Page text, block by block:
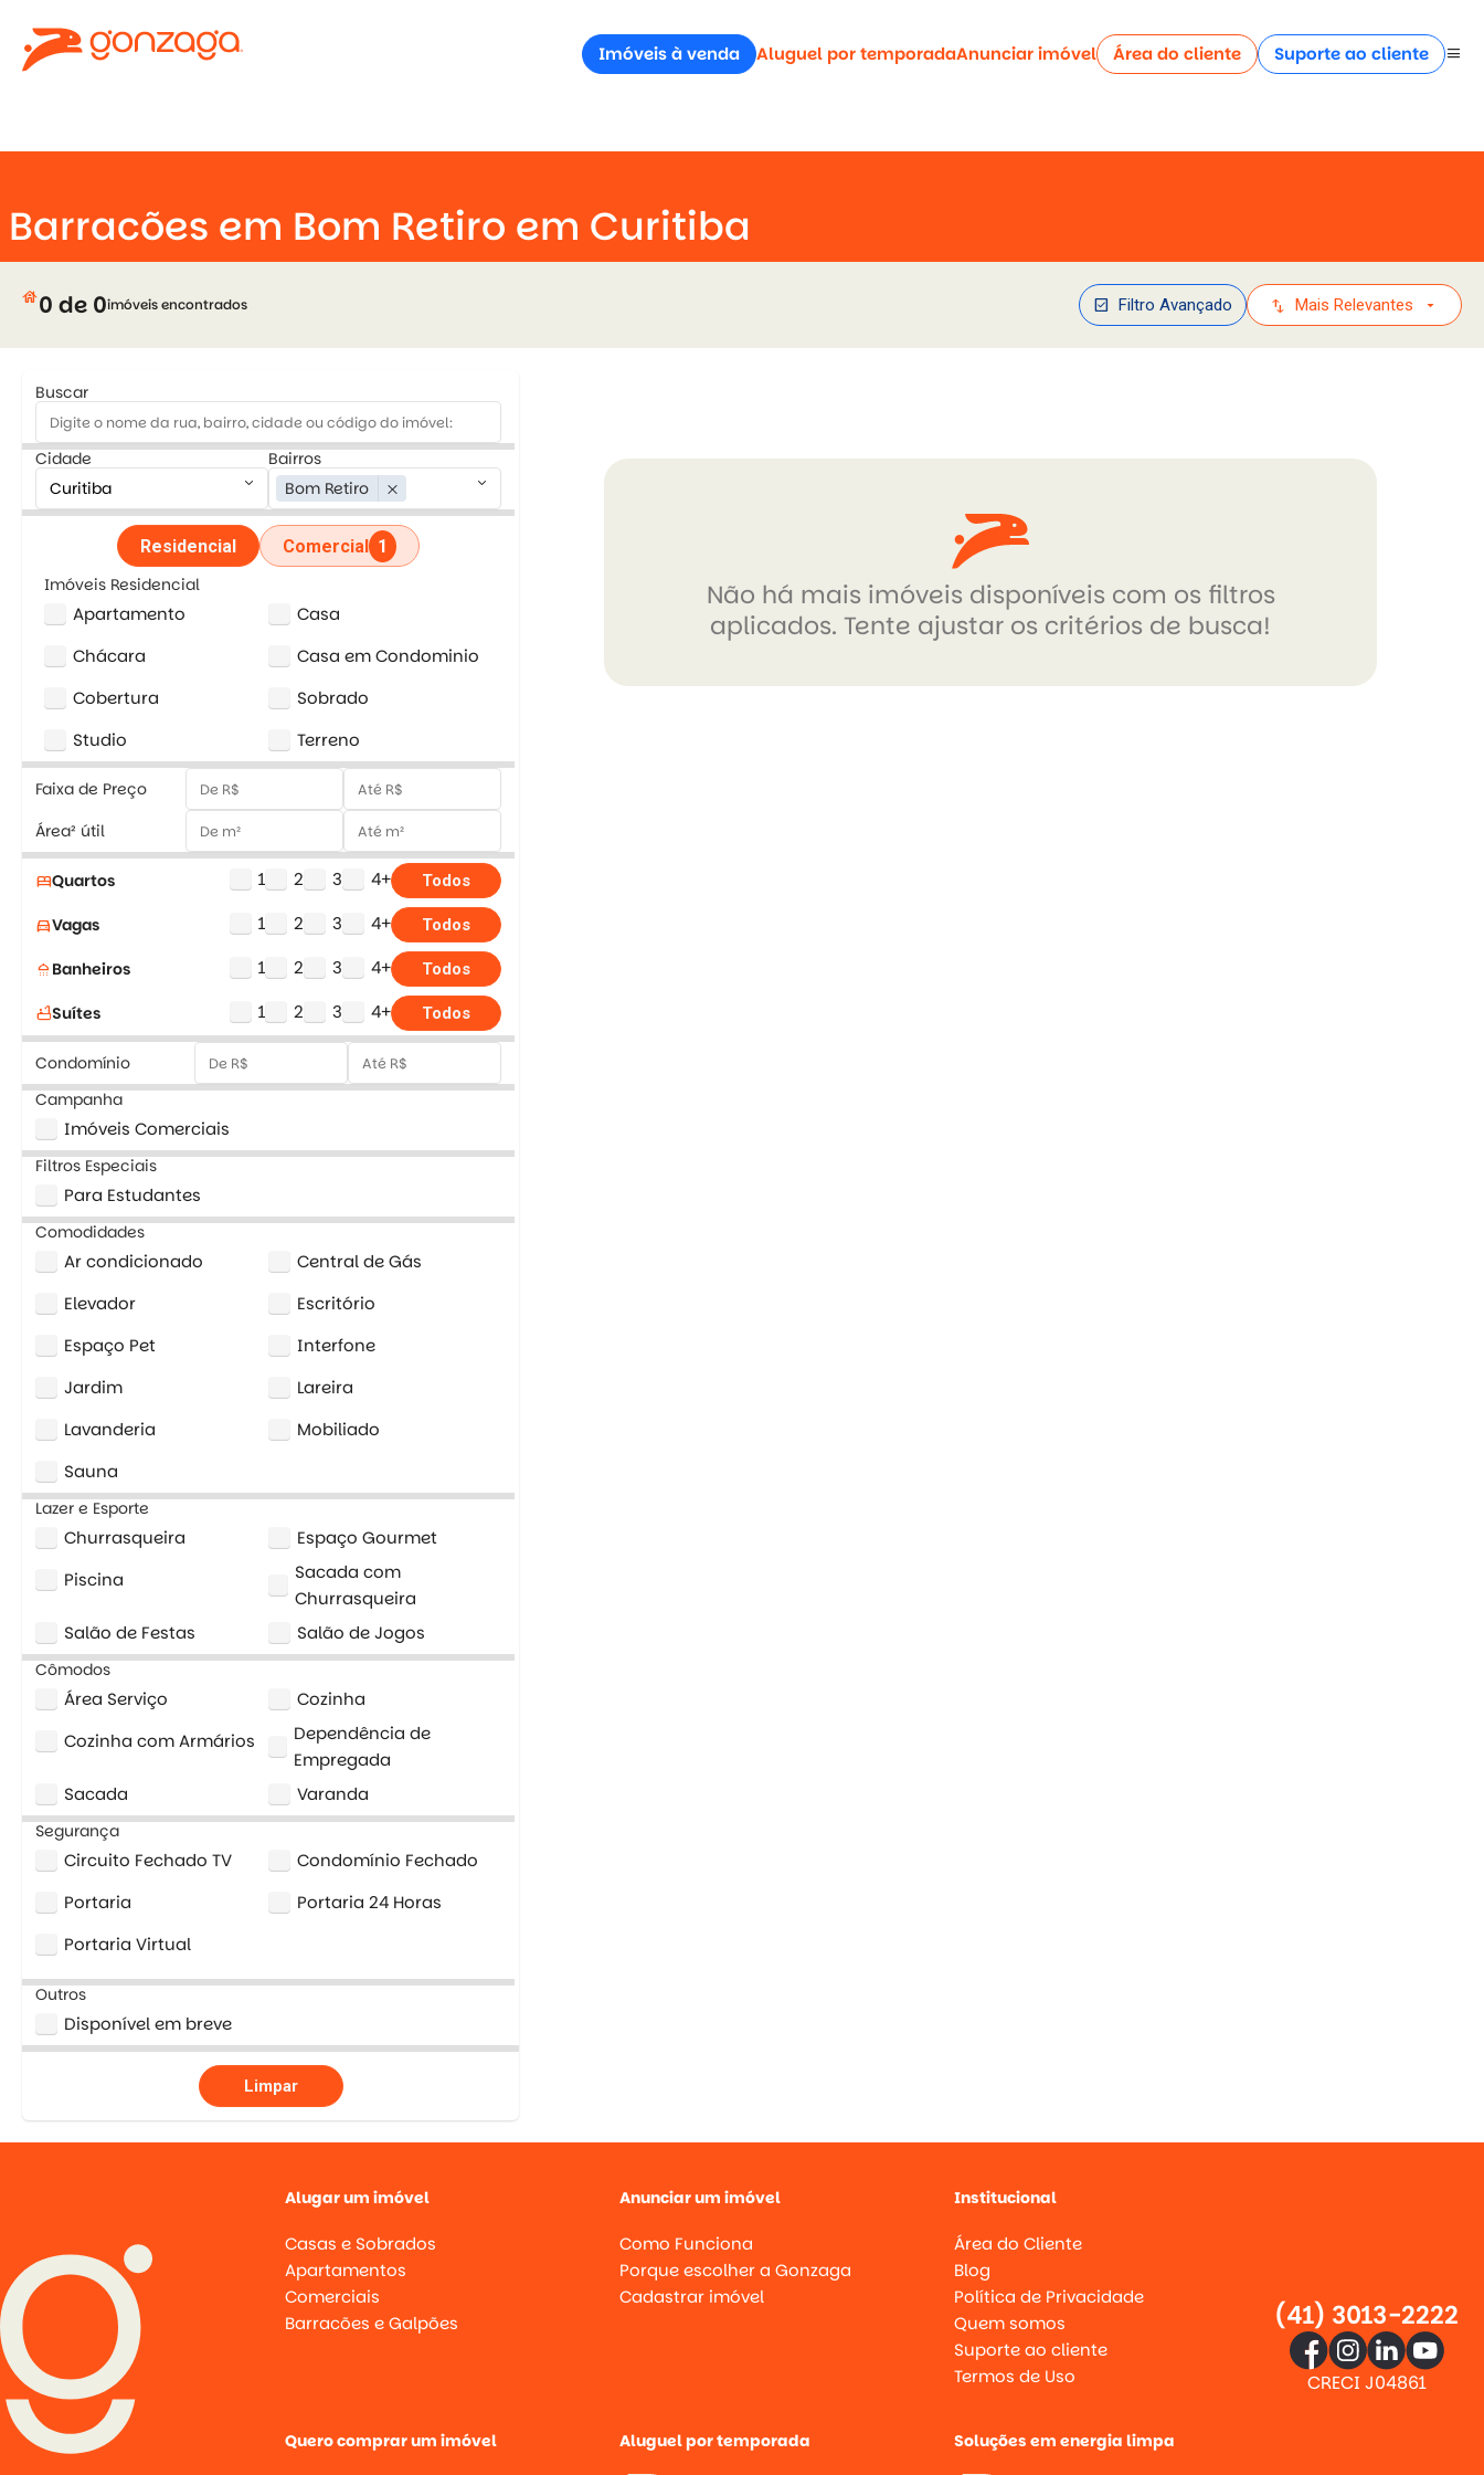
Imóveis à venda Aluguel por temporadaAnunciar imóvel Área do cliente Suporte ao cliente menu
Barracões em Bom Retiro em Curitiba
house0 de 0imóveis encontrados check_box Filtro Avançado swap_vert Mais Relevantes arrow_drop_down
Buscar
Cidade
keyboard_arrow_down
Bairros
Bom Retiro
close keyboard_arrow_down
Residencial Comercial 1
Imóveis Residencial
Apartamento
Casa
Chácara
Casa em Condominio
Cobertura
Sobrado
Studio
Terreno
Faixa de Preço
Área² útil
bedQuartos 1 2 3 4+ Todos
directions_carVagas 1 2 3 4+ Todos
shower Banheiros 1 2 3 4+ Todos
bathtubSuítes 1 2 3 4+ Todos
Condomínio
Campanha
Imóveis Comerciais
Filtros Especiais
Para Estudantes
Comodidades
Ar condicionado
Central de Gás
Elevador
Escritório
Espaço Pet
Interfone
Jardim
Lareira
Lavanderia
Mobiliado
Sauna
Lazer e Esporte
Churrasqueira
Espaço Gourmet
Piscina
Sacada com
Churrasqueira
Salão de Festas
Salão de Jogos
Cômodos
Área Serviço
Cozinha
Cozinha com Armários
Dependência de
Empregada
Sacada
Varanda
Segurança
Circuito Fechado TV
Condomínio Fechado
Portaria
Portaria 24 Horas
Portaria Virtual
Outros
Disponível em breve
Limpar
Não há mais imóveis disponíveis com os filtros
aplicados. Tente ajustar os critérios de busca!
Alugar um imóvel
Casas e Sobrados
Apartamentos
Comerciais
Barracões e Galpões
Anunciar um imóvel
Como Funciona
Porque escolher a Gonzaga
Cadastrar imóvel
Institucional
Área do Cliente
Blog
Política de Privacidade
Quem somos
Suporte ao cliente
Termos de Uso
Quero comprar um imóvel Aluguel por temporada Soluções em energia limpa
(41) 3013-2222
CRECI J04861